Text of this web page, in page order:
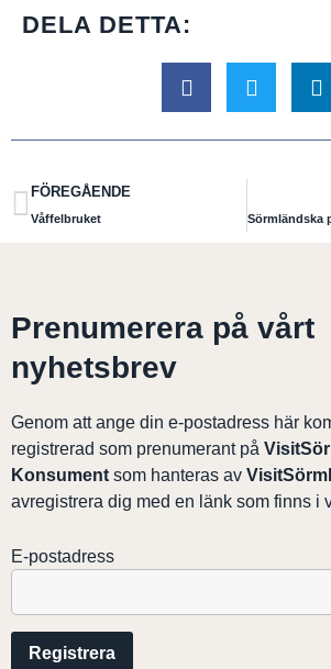
DELA DETTA:
FÖREGÅENDE
Våffelbruket
Prenumerera på vårt
nyhetsbrev
Genom att ange din e-postadress här
registrerad som prenumerant på
Konsument som hanteras av
avregistrera dig med en länk som finns i
E-postadress